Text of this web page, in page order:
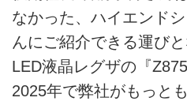
なかった、ハイエンド
んにご紹介できる運び
LED液晶レグザの『
2025年で弊社がもっと